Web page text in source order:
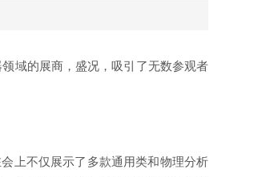
域的展商，盛况，吸引了无数参观者
上不仅展示了多款通用类和物理分析